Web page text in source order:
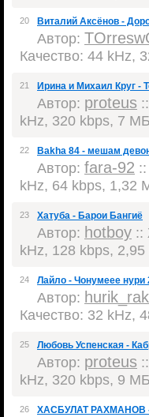
20 Виталий Аксёнов -
Автор:
Качество: 44 kHz,
21 Ирина и Михаил Круг -
Автор: proteus
kHz, 320 kbps, 7 МБ
22 Bakha 84 - мешам
Автор: fara-92
kHz, 64 kbps, 1,32
23 Хатуба - Барои Бангиё
Автор: hotboy ::
kHz, 128 kbps,
24 Лайло - Чонумеее
Автор:
Качество: 32 kHz,
25 Любовь Успенская -
Автор: proteus
kHz, 320 kbps, 9 МБ
26 ХАСБУЛАТ РАХМАНОВ